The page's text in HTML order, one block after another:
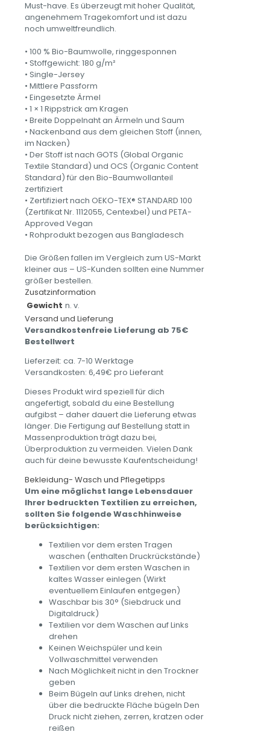
Shirt
aus
Bio-
Menge
Must-have. Es überzeugt mit hoher Qualität,
angenehmem Tragekomfort und ist dazu
noch umweltfreundlich.
• 100 % Bio-Baumwolle, ringgesponnen
• Stoffgewicht: 180 g/m²
• Single-Jersey
• Mittlere Passform
• Eingesetzte Ärmel
• 1 × 1 Rippstrick am Kragen
• Breite Doppelnaht an Ärmeln und Saum
• Nackenband aus dem gleichen Stoff (innen,
im Nacken)
• Der Stoff ist nach GOTS (Global Organic
Textile Standard) und OCS (Organic Content
Standard) für den Bio-Baumwollanteil
zertifiziert
• Zertifiziert nach OEKO-TEX® STANDARD 100
(Zertifikat Nr. 1112055, Centexbel) und PETA-
Approved Vegan
• Rohprodukt bezogen aus Bangladesch
Die Größen fallen im Vergleich zum US-Markt
kleiner aus – US-Kunden sollten eine Nummer
größer bestellen.
Zusatzinformation
Gewicht n. v.
Versand und Lieferung
Versandkostenfreie Lieferung ab 75€
Bestellwert
Lieferzeit: ca. 7-10 Werktage
Versandkosten: 6,49€ pro Lieferant
Dieses Produkt wird speziell für dich
angefertigt, sobald du eine Bestellung
aufgibst – daher dauert die Lieferung etwas
länger. Die Fertigung auf Bestellung statt in
Massenproduktion trägt dazu bei,
Überproduktion zu vermeiden. Vielen Dank
auch für deine bewusste Kaufentscheidung!
Bekleidung- Wasch und Pflegetipps
Um eine möglichst lange Lebensdauer
Ihrer bedruckten Textilien zu erreichen,
sollten Sie folgende Waschhinweise
berücksichtigen:
Textilien vor dem ersten Tragen
waschen (enthalten Druckrückstände)
Textilien vor dem ersten Waschen in
kaltes Wasser einlegen (Wirkt
eventuellem Einlaufen entgegen)
Waschbar bis 30° (Siebdruck und
Digitaldruck)
Textilien vor dem Waschen auf Links
drehen
Keinen Weichspüler und kein
Vollwaschmittel verwenden
Nach Möglichkeit nicht in den Trockner
geben
Beim Bügeln auf Links drehen, nicht
über die bedruckte Fläche bügeln Den
Druck nicht ziehen, zerren, kratzen oder
reißen